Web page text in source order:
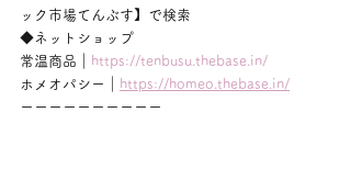
ック市場てんぶす】で検索
◆ネットショップ
常温商品｜
https://tenbusu.thebase.in/
ホメオパシー｜
https://homeo.thebase.in/
ーーーーーーーーーー